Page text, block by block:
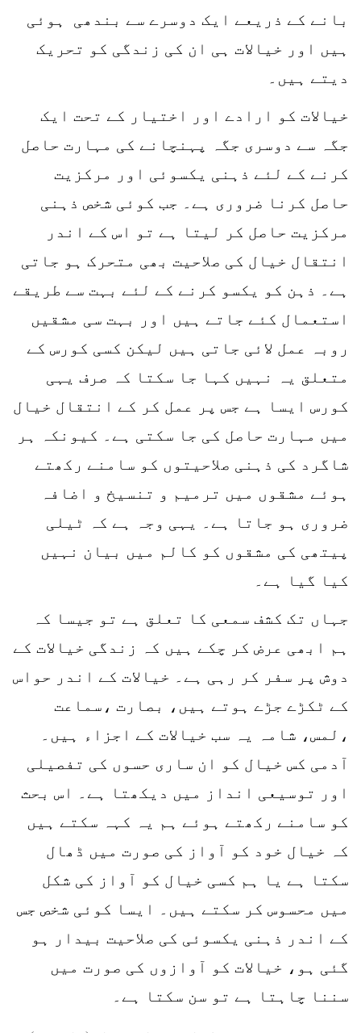
بانے کے ذریعے ایک دوسرے سے بندھی ہوئی
ہیں اور خیالات ہی ان کی زندگی کو تحریک
دیتے ہیں۔
خیالات کو ارادے اور اختیار کے تحت ایک
جگہ سے دوسری جگہ پہنچانے کی مہارت حاصل
کرنے کے لئے ذہنی یکسوئی اور مرکزیت
حاصل کرنا ضروری ہے۔ جب کوئی شخص ذہنی
مرکزیت حاصل کر لیتا ہے تو اس کے اندر
انتقال خیال کی صلاحیت بھی متحرک ہو جاتی
ہے۔ ذہن کو یکسو کرنے کے لئے بہت سے طریقے
استعمال کئے جاتے ہیں اور بہت سی مشقیں
روبہ عمل لائی جاتی ہیں لیکن کسی کورس کے
متعلق یہ نہیں کہا جا سکتا کہ صرف یہی
کورس ایسا ہے جس پر عمل کر کے انتقال خیال
میں مہارت حاصل کی جا سکتی ہے۔ کیونکہ ہر
شاگرد کی ذہنی صلاحیتوں کو سامنے رکھتے
ہوئے مشقوں میں ترمیم و تنسیخ و اضافہ
ضروری ہو جاتا ہے۔ یہی وجہ ہے کہ ٹیلی
پیتھی کی مشقوں کو کالم میں بیان نہیں
کیا گیا ہے۔
جہاں تک کشف سمعی کا تعلق ہے تو جیسا کہ
ہم ابھی عرض کر چکے ہیں کہ زندگی خیالات کے
دوش پر سفر کر رہی ہے۔ خیالات کے اندر حواس
کے ٹکڑے جڑے ہوتے ہیں، بصارت ،سماعت
،لمس، شامہ یہ سب خیالات کے اجزاء ہیں۔
آدمی کس خیال کو ان ساری حسوں کی تفصیلی
اور توسیعی انداز میں دیکھتا ہے۔ اس بحث
کو سامنے رکھتے ہوئے ہم یہ کہہ سکتے ہیں
کہ خیال خود کو آواز کی صورت میں ڈھال
سکتا ہے یا ہم کسی خیال کو آواز کی شکل
میں محسوس کر سکتے ہیں۔ ایسا کوئی شخص جس
کے اندر ذہنی یکسوئی کی صلاحیت بیدار ہو
گئی ہو، خیالات کو آوازوں کی صورت میں
سننا چاہتا ہے تو سن سکتا ہے۔